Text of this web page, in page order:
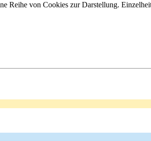
Reihe von Cookies zur Darstellung.